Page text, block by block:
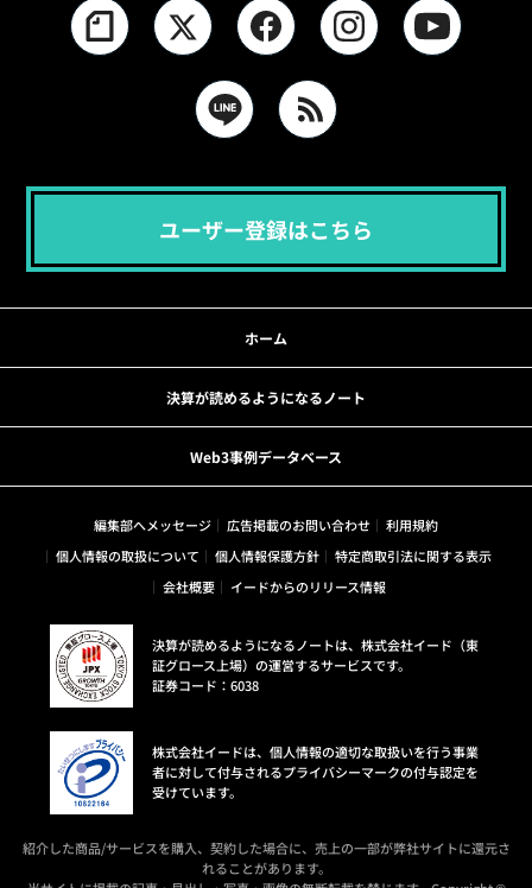
ユーザー登録はこちら
ホーム
決算が読めるようになるノート
Web3事例データベース
編集部へメッセージ 広告掲載のお問い合わせ
利用規約
個人情報の取扱について
個人情報保護方針
特定商取引法に関する表示
会社概要
イードからのリリース情報
決算が読めるようになるノートは、株式会社イード（東
証グロース上場）の運営するサービスです。
証券コード：6038
株式会社イードは、個人情報の適切な取扱いを行う事業
者に対して付与されるプライバシーマークの付与認定を
受けています。
紹介した商品/サービスを購入、契約した場合に、売上の一部が弊社サイトに還元さ
れることがあります。